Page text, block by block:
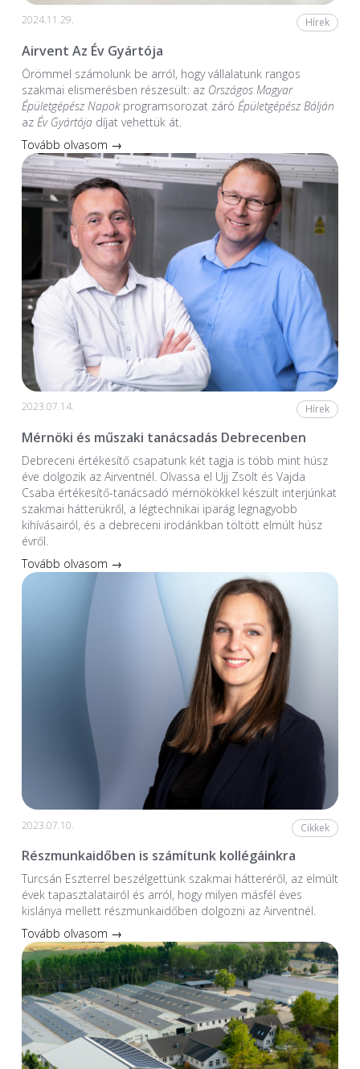
2024.11.29. Hírek
Airvent Az Év Gyártója
Örömmel számolunk be arról, hogy vállalatunk rangos
szakmai elismerésben részesült: az Országos Magyar
Épületgépész Napokprogramsorozat záró Épületgépész Bálján
az Év Gyártójadíjat vehettük át.
Tovább olvasom →
2023.07.14. Hírek
Mérnöki és műszaki tanácsadás Debrecenben
Debreceni értékesítő csapatunk két tagja is több mint húsz
éve dolgozik az Airventnél. Olvassa el Ujj Zsolt és Vajda
Csaba értékesítő-tanácsadó mérnökökkel készült interjúnkat
szakmai hátterükről, a légtechnikai iparág legnagyobb
kihívásairól, és a debreceni irodánkban töltött elmúlt húsz
évről.
Tovább olvasom →
2023.07.10. Cikkek
Részmunkaidőben is számítunk kollégáinkra
Turcsán Eszterrel beszélgettünk szakmai hátteréről, az elmúlt
évek tapasztalatairól és arról, hogy milyen másfél éves
kislánya mellett részmunkaidőben dolgozni az Airventnél.
Tovább olvasom →